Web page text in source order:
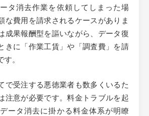
タ消去作業を依頼してしまった場
な費用を請求されるケースがありま
成果報酬型を謳いながら、データ復
きに「作業工賃」や「調査費」を請
。
で受注する悪徳業者も数多くいるた
注意が必要です。料金トラブルを起
ータ消去に掛かる料金体系が明瞭